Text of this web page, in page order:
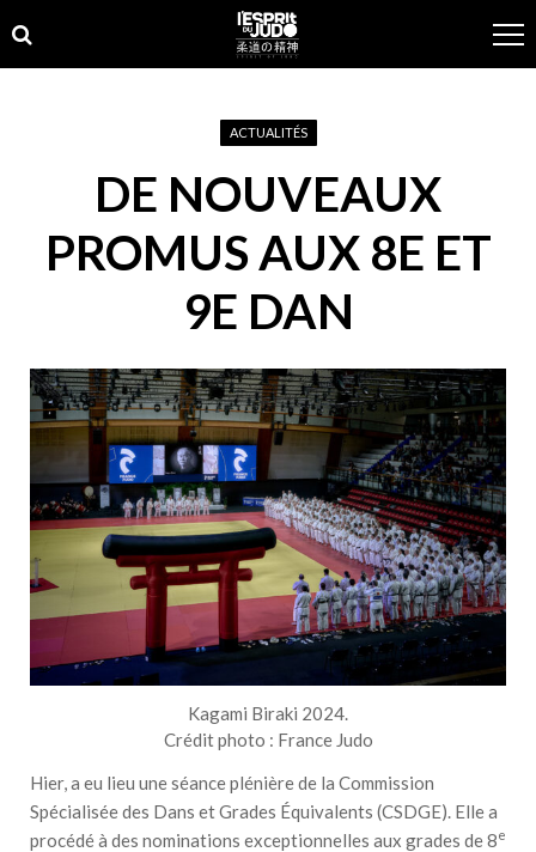
to
navigation
to
content
ACTUALITÉS
DE NOUVEAUX
PROMUS AUX 8E ET
9E DAN
Kagami Biraki 2024.
Crédit photo : France Judo
Hier, a eu lieu une séance plénière de la Commission
Spécialisée des Dans et Grades Équivalents (CSDGE). Elle a
procédé à des nominations exceptionnelles aux grades de 8e